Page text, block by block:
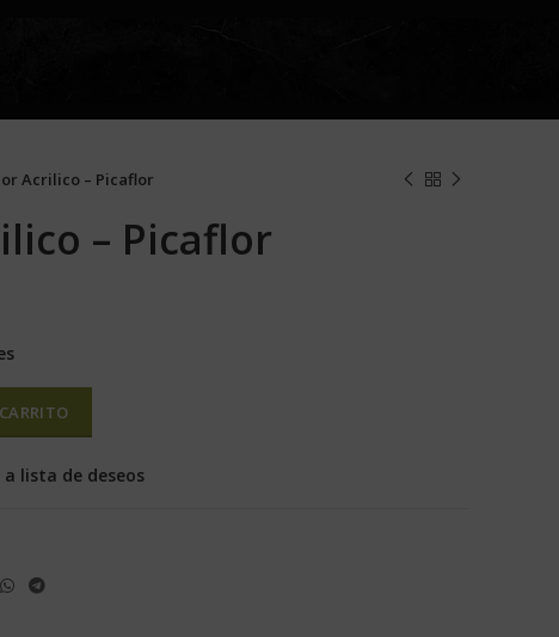
Acrilico – Picaflor
– Picaflor
lista de deseos